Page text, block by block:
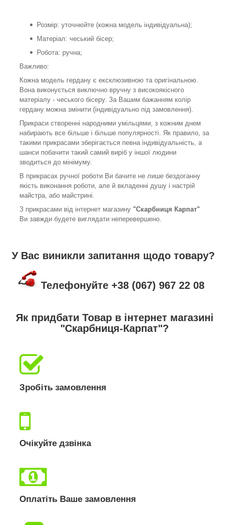
Розмір: уточнюйте (кожна модель індивідуальна);
Матеріал: чеський бісер;
Робота: ручна;
Важливо:
Кожна модель гердану є ексклюзивною та оригінальною.
Вона виконується виключно вручну з високоякісного
матеріалу - чеського бісеру. За Вашим бажанням колір
гердану можна змінити (індивідуально під замовлення).
Прикраси створенні народними умільцями, з кожним днем
набирають все більше і більше популярності. Як правило, за
такими прикрасами зберігається певна індивідуальність, а
шанси побачити такий самий виріб у іншої людини
зводиться до мінімуму.
В прикрасах ручної роботи Ви бачите не лише бездоганну
якість виконання роботи, але й вкладенні душу і настрій
майстра, або майстрині.
З прикрасами від інтернет магазину "Скарбниця Карпат"
Ви завжди будете виглядати неперевершено.
У Вас виникли запитання щодо товару?
Телефонуйте +38 (067) 967 22 08
Як придбати Товар в інтернет магазині
"Скарбниця-Карпат"?
Зробіть замовлення
Очікуйте дзвінка
Оплатіть Ваше замовлення